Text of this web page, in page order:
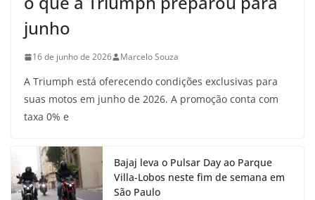
junho
16 de junho de 2026 Marcelo Souza
A Triumph está oferecendo condições exclusivas para
suas motos em junho de 2026. A promoção conta com
taxa 0% e
Bajaj leva o Pulsar Day ao Parque
Villa-Lobos neste fim de semana em
São Paulo